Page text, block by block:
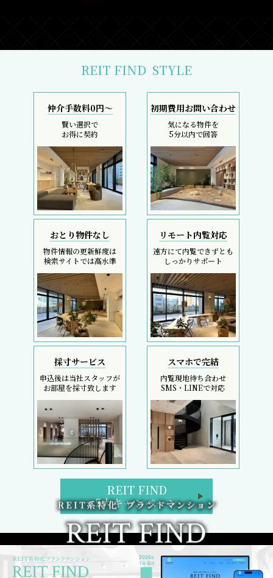
REIT FIND STYLE
仲介手数料0円～
賢い選択で
お得に契約
初期費用お問い合わせ
気になる物件を
5分以内で回答
おとり物件なし
物件情報の更新鮮度は
検索サイトでは高水準
リモート内覧対応
遠方にて内覧できずとも
しっかりサポート
採寸サービス
申込後は当社スタッフが
お部屋を採寸致します
スマホで完結
内覧現地待ち合わせ
SMS・LINEで対応
REIT FIND
5大キャンペーン